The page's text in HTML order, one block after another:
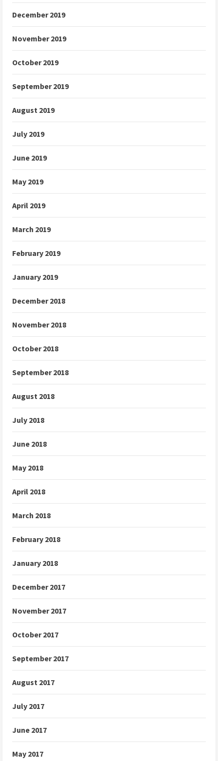
December 2019
November 2019
October 2019
September 2019
August 2019
July 2019
June 2019
May 2019
April 2019
March 2019
February 2019
January 2019
December 2018
November 2018
October 2018
September 2018
August 2018
July 2018
June 2018
May 2018
April 2018
March 2018
February 2018
January 2018
December 2017
November 2017
October 2017
September 2017
August 2017
July 2017
June 2017
May 2017